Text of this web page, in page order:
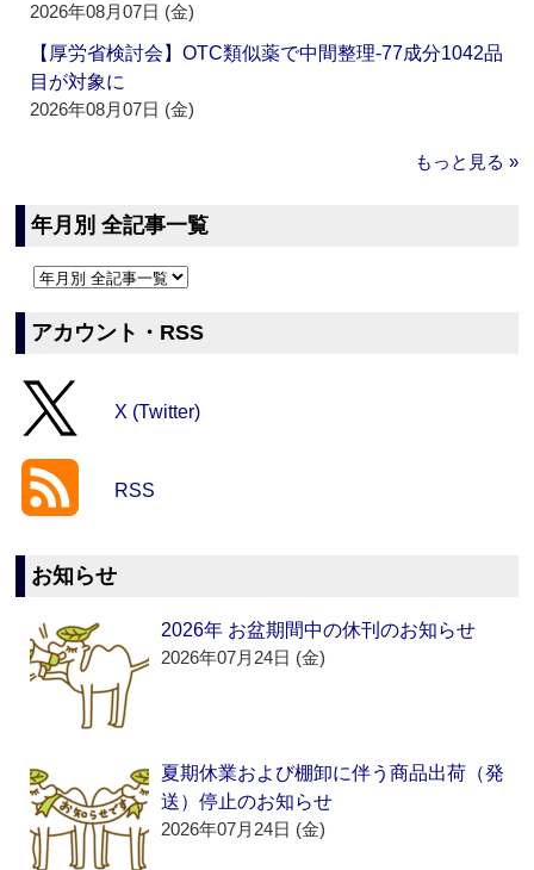
2026年08月07日 (金)
【厚労省検討会】OTC類似薬で中間整理‐77成分1042品
目が対象に
2026年08月07日 (金)
もっと見る »
年月別 全記事一覧
アカウント・RSS
X (Twitter)
RSS
お知らせ
2026年 お盆期間中の休刊のお知らせ
2026年07月24日 (金)
夏期休業および棚卸に伴う商品出荷（発
送）停止のお知らせ
2026年07月24日 (金)